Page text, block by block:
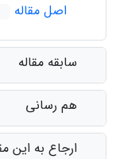
اصل مقاله
سابقه مقاله
هم رسانی
ارجاع به این